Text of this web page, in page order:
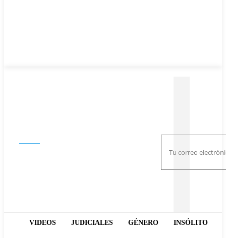
VIDEOS JUDICIALES GÉNERO INSÓLITO